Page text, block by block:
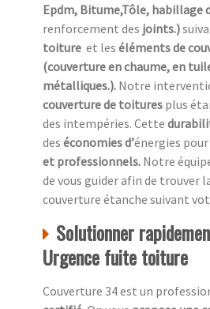
Epdm, Bitume,Tôle, habillage
renforcement des joints.)
toiture et les éléments de
(couverture en chaume, en
métalliques.). Notre
couverture de toitures plus
des intempéries. Cette
des économies d’énergies
et professionnels. Notre
de vous guider afin de trouver
couverture étanche suivant
Solutionner
Urgence fuite toiture
Couverture 34 est un